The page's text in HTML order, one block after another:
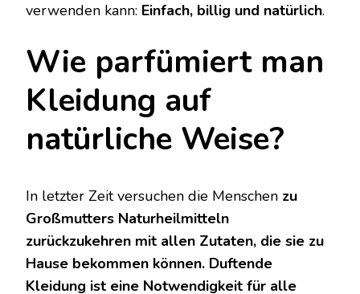
verwenden kann: Einfach, billig und natürlich.
Wie parfümiert man
Kleidung auf
natürliche Weise?
In letzter Zeit versuchen die Menschen zu
Großmutters Naturheilmitteln
zurückzukehren mit allen Zutaten, die sie zu
Hause bekommen können. Duftende
Kleidung ist eine Notwendigkeit für alle